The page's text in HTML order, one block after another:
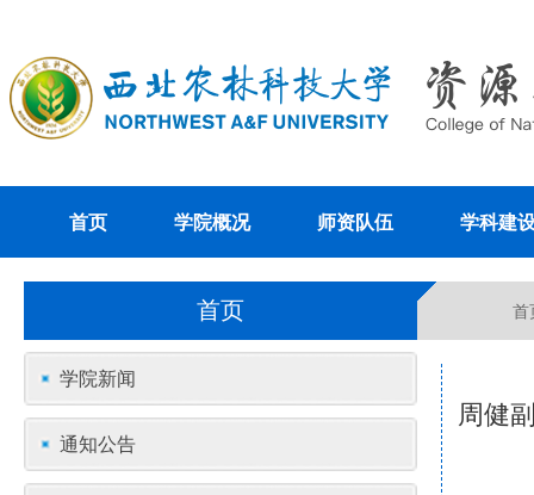
首页 学院概况 师资队伍 学科建
首页 首
学院新闻
通知公告
周健